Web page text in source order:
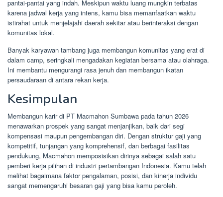
pantai-pantai yang indah. Meskipun waktu luang mungkin terbatas
karena jadwal kerja yang intens, kamu bisa memanfaatkan waktu
istirahat untuk menjelajahi daerah sekitar atau berinteraksi dengan
komunitas lokal.
Banyak karyawan tambang juga membangun komunitas yang erat di
dalam camp, seringkali mengadakan kegiatan bersama atau olahraga.
Ini membantu mengurangi rasa jenuh dan membangun ikatan
persaudaraan di antara rekan kerja.
Kesimpulan
Membangun karir di PT Macmahon Sumbawa pada tahun 2026
menawarkan prospek yang sangat menjanjikan, baik dari segi
kompensasi maupun pengembangan diri. Dengan struktur gaji yang
kompetitif, tunjangan yang komprehensif, dan berbagai fasilitas
pendukung, Macmahon memposisikan dirinya sebagai salah satu
pemberi kerja pilihan di industri pertambangan Indonesia. Kamu telah
melihat bagaimana faktor pengalaman, posisi, dan kinerja individu
sangat memengaruhi besaran gaji yang bisa kamu peroleh.